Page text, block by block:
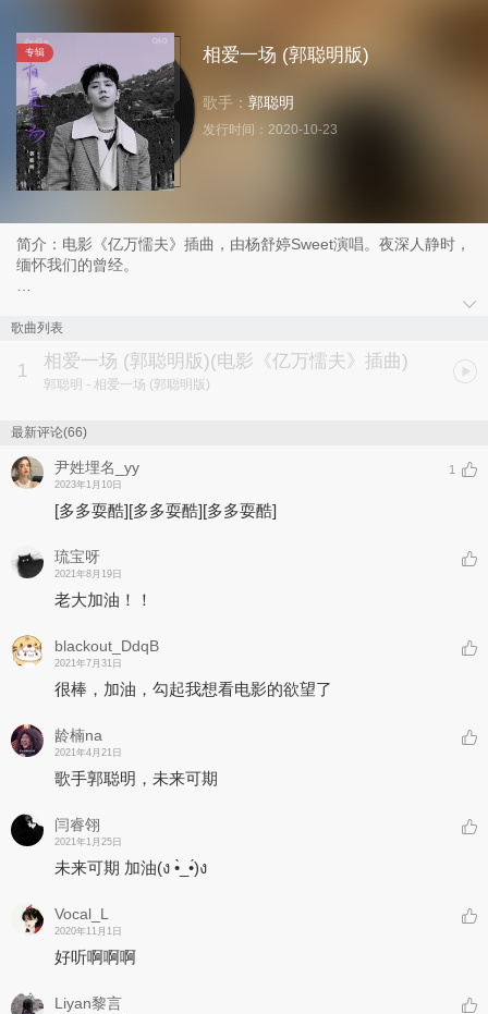
专辑 相爱一场 (郭聪明版)
歌手： 郭聪明
发行时间： 2020-10-23
简介：电影《亿万懦夫》插曲，由杨舒婷Sweet演唱。夜深人静时，
缅怀我们的曾经。
演唱：郭聪明
作词：狄迪D-DAY
编曲：刘艾乐
母带：李海 @ EOE Studios
出品：独壹不贰ONO
歌曲列表
1 相爱一场 (郭聪明版)(电影《亿万懦夫》插曲)
郭聪明 - 相爱一场 (郭聪明版)
最新评论(66)
尹姓埋名_yy
2023年1月10日
1
[多多耍酷][多多耍酷][多多耍酷]
琉宝呀
2021年8月19日
老大加油！！
blackout_DdqB
2021年7月31日
很棒，加油，勾起我想看电影的欲望了
龄楠na
2021年4月21日
歌手郭聪明，未来可期
闫睿翎
2021年1月25日
未来可期 加油(ง •̀_•́)ง
Vocal_L
2020年11月1日
好听啊啊啊
Liyan黎言